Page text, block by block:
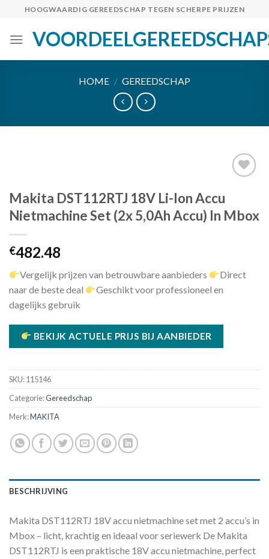
content
HOOGWAARDIG GEREEDSCHAP TEGEN SCHERPE PRIJZEN
HOME / GEREEDSCHAP
Toevoegen
aan
Makita DST112RTJ 18V Li-Ion Accu
Nietmachine Set (2x 5,0Ah Accu) In Mbox
€482.48
Vergelijk prijzen van betrouwbare aanbieders
Direct
naar de beste deal
Geschikt voor professioneel en
dagelijks gebruik
BEKIJK ACTUELE PRIJS BIJ AANBIEDER
SKU:115146
Categorie:Gereedschap
Merk:MAKITA
BESCHRIJVING
Makita DST112RTJ 18V accu nietmachine set met 2 accu’s in
Mbox – licht, krachtig en ideaal voor seriewerk De Makita
DST112RTJ is een praktische 18V accu nietmachine, perfect